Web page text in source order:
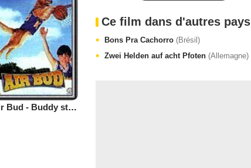
Air Bud - Buddy star des paniers
Ce film dans d'autres pays
Bons Pra Cachorro (Brésil)
Zwei Helden auf acht Pfoten (Allemagne)